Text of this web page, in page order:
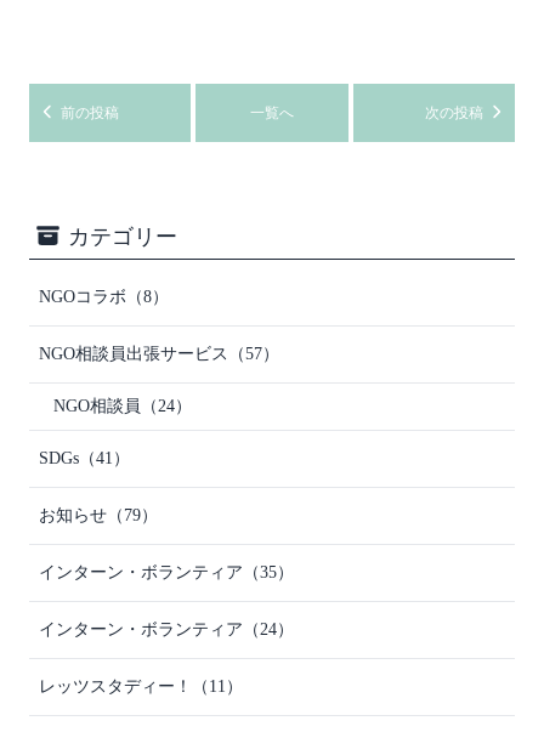
前の投稿 一覧へ 次の投稿
カテゴリー
NGOコラボ （8）
NGO相談員出張サービス （57）
NGO相談員 （24）
SDGs （41）
お知らせ （79）
インターン・ボランティア （35）
インターン・ボランティア （24）
レッツスタディー！ （11）